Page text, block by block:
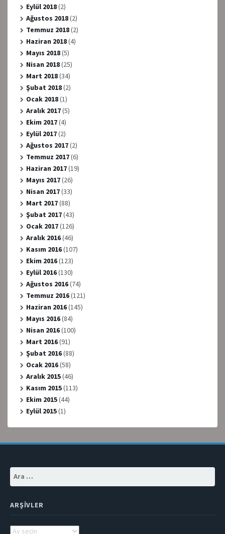
Eylül 2018(2)
Ağustos 2018(2)
Temmuz 2018(2)
Haziran 2018(4)
Mayıs 2018(5)
Nisan 2018(25)
Mart 2018(34)
Şubat 2018(2)
Ocak 2018(1)
Aralık 2017(5)
Ekim 2017(4)
Eylül 2017(2)
Ağustos 2017(2)
Temmuz 2017(6)
Haziran 2017(19)
Mayıs 2017(26)
Nisan 2017(33)
Mart 2017(88)
Şubat 2017(43)
Ocak 2017(126)
Aralık 2016(46)
Kasım 2016(107)
Ekim 2016(123)
Eylül 2016(130)
Ağustos 2016(74)
Temmuz 2016(121)
Haziran 2016(145)
Mayıs 2016(84)
Nisan 2016(100)
Mart 2016(91)
Şubat 2016(88)
Ocak 2016(58)
Aralık 2015(46)
Kasım 2015(113)
Ekim 2015(44)
Eylül 2015(1)
ARŞIVLER
Arşivler